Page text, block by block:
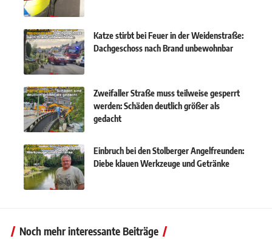
Katze stirbt bei Feuer in der Weidenstraße:
Dachgeschoss nach Brand unbewohnbar
Zweifaller Straße muss teilweise gesperrt
werden: Schäden deutlich größer als
gedacht
Einbruch bei den Stolberger Angelfreunden:
Diebe klauen Werkzeuge und Getränke
Noch mehr interessante Beiträge